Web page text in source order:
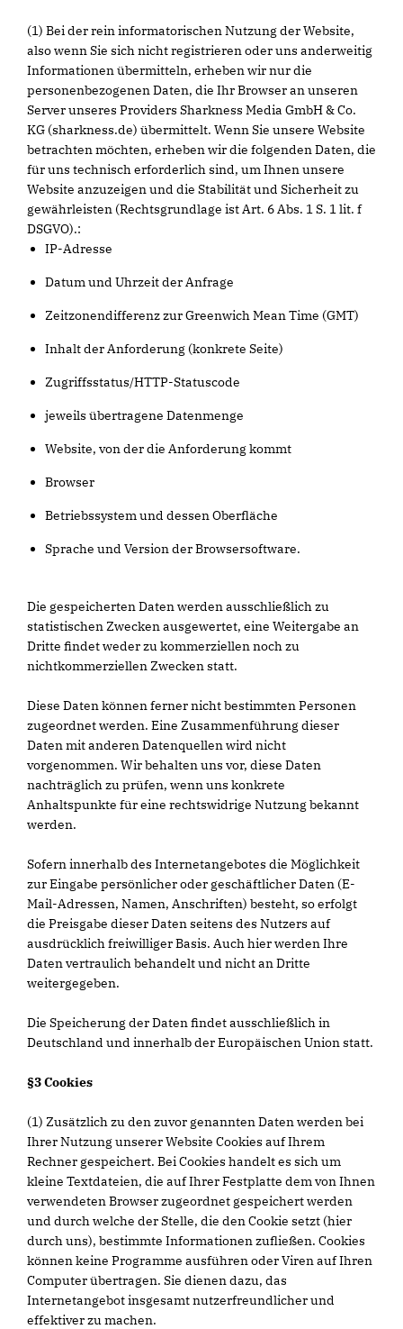
(1) Bei der rein informatorischen Nutzung der Website,
also wenn Sie sich nicht registrieren oder uns anderweitig
Informationen übermitteln, erheben wir nur die
personenbezogenen Daten, die Ihr Browser an unseren
Server unseres Providers Sharkness Media GmbH & Co.
KG (sharkness.de) übermittelt. Wenn Sie unsere Website
betrachten möchten, erheben wir die folgenden Daten, die
für uns technisch erforderlich sind, um Ihnen unsere
Website anzuzeigen und die Stabilität und Sicherheit zu
gewährleisten (Rechtsgrundlage ist Art. 6 Abs. 1 S. 1 lit. f
DSGVO).:
IP-Adresse
Datum und Uhrzeit der Anfrage
Zeitzonendifferenz zur Greenwich Mean Time (GMT)
Inhalt der Anforderung (konkrete Seite)
Zugriffsstatus/HTTP-Statuscode
jeweils übertragene Datenmenge
Website, von der die Anforderung kommt
Browser
Betriebssystem und dessen Oberfläche
Sprache und Version der Browsersoftware.
Die gespeicherten Daten werden ausschließlich zu
statistischen Zwecken ausgewertet, eine Weitergabe an
Dritte findet weder zu kommerziellen noch zu
nichtkommerziellen Zwecken statt.
Diese Daten können ferner nicht bestimmten Personen
zugeordnet werden. Eine Zusammenführung dieser
Daten mit anderen Datenquellen wird nicht
vorgenommen. Wir behalten uns vor, diese Daten
nachträglich zu prüfen, wenn uns konkrete
Anhaltspunkte für eine rechtswidrige Nutzung bekannt
werden.
Sofern innerhalb des Internetangebotes die Möglichkeit
zur Eingabe persönlicher oder geschäftlicher Daten (E-
Mail-Adressen, Namen, Anschriften) besteht, so erfolgt
die Preisgabe dieser Daten seitens des Nutzers auf
ausdrücklich freiwilliger Basis. Auch hier werden Ihre
Daten vertraulich behandelt und nicht an Dritte
weitergegeben.
Die Speicherung der Daten findet ausschließlich in
Deutschland und innerhalb der Europäischen Union statt.
§3 Cookies
(1) Zusätzlich zu den zuvor genannten Daten werden bei
Ihrer Nutzung unserer Website Cookies auf Ihrem
Rechner gespeichert. Bei Cookies handelt es sich um
kleine Textdateien, die auf Ihrer Festplatte dem von Ihnen
verwendeten Browser zugeordnet gespeichert werden
und durch welche der Stelle, die den Cookie setzt (hier
durch uns), bestimmte Informationen zufließen. Cookies
können keine Programme ausführen oder Viren auf Ihren
Computer übertragen. Sie dienen dazu, das
Internetangebot insgesamt nutzerfreundlicher und
effektiver zu machen.